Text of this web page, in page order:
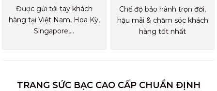
Được gửi tới tay khách
hàng tại Việt Nam, Hoa Kỳ,
Singapore,...
Chế độ bảo hành trọn đời,
hậu mãi & chăm sóc khách
hàng tốt nhất
TRANG SỨC BẠC CAO CẤP CHUẨN ĐỊNH